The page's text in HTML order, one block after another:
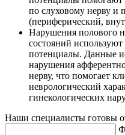
по слуховому нерву и
(периферический,
Нарушения полового
состояний
потенциалы. Данные
нарушения
нерву, что помогает
неврологический
гинекологических
Наши специалисты готовы